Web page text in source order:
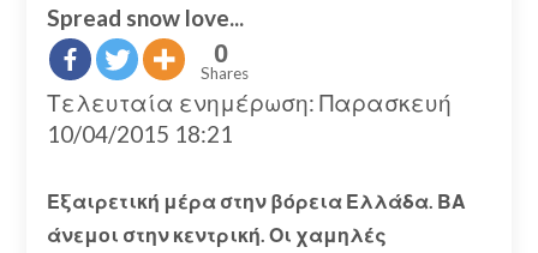
Spread snow love...
0
Shares
Τελευταία ενημέρωση: Παρασκευή
10/04/2015 18:21
Εξαιρετική μέρα στην βόρεια Ελλάδα. ΒΑ
άνεμοι στην κεντρική. Οι χαμηλές